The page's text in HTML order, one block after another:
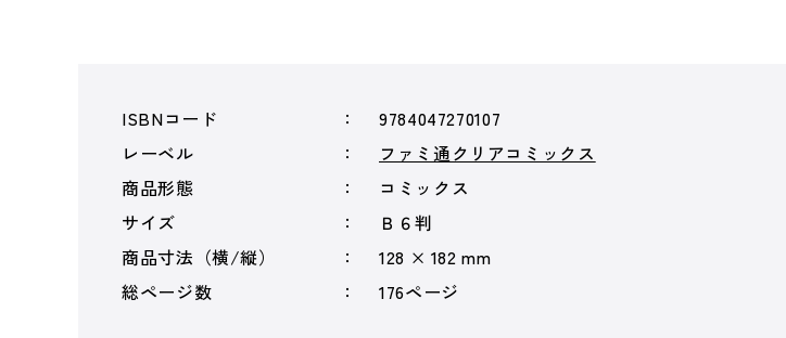
ISBNコード
9784047270107
レーベル
ファミ通クリアコミックス
商品形態
コミックス
サイズ
Ｂ６判
商品寸法（横/縦）
128 × 182 mm
総ページ数
176ページ